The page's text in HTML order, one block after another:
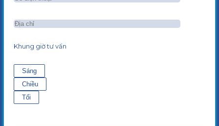
Khung giờ tư vấn
Sáng
Chiều
Tối